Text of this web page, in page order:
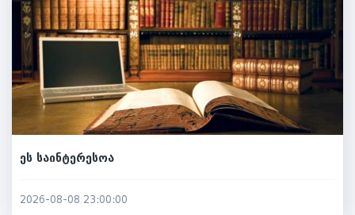
ეს საინტერესოა
2026-08-08 23:00:00